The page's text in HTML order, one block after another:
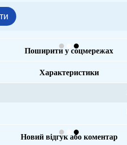
Поширити у соцмережах
Характеристики
Новий відгук або коментар